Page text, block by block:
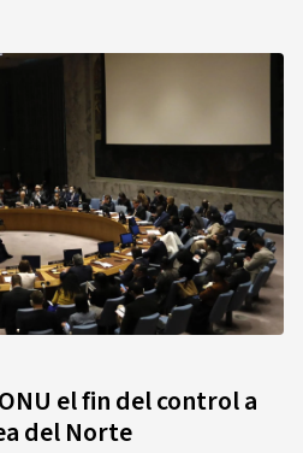
el fin del control a
del Norte